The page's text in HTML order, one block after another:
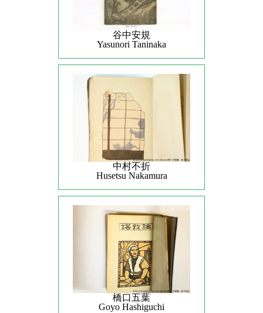
谷中安規
Yasunori Taninaka
中村不折
Husetsu Nakamura
橋口五葉
Goyo Hashiguchi